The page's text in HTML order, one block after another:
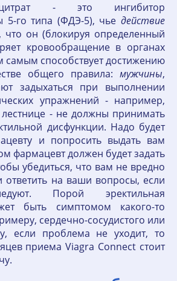
- это ингибитор
5-го типа (ФДЭ-5), чье действие
он (блокируя определенный
кровообращение в органах
самым способствует достижению
общего правила: мужчины,
задыхаться при выполнении
упражнений - например,
- не должны принимать
дисфункции. Надо будет
и попросить выдать вам
фармацевт должен будет задать
убедиться, что вам не вредно
ответить на ваши вопросы, если
Порой эректильная
быть симптомом какого-то
сердечно-сосудистого или
если проблема не уходит, то
приема Viagra Connect стоит